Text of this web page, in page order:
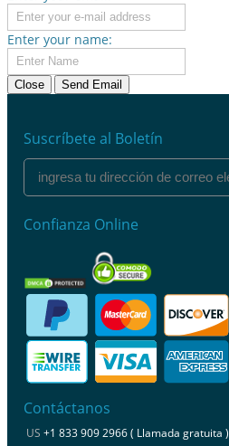
Enter your name:
Close Send Email
Suscríbete al Boletín
Confianza Online
Contáctanos
US +1 833 909 2966 ( Llamada gratuita )